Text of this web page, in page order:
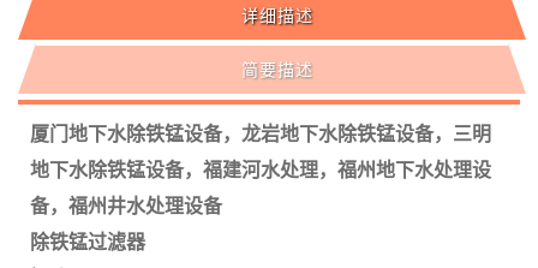
详细描述
简要描述
厦门地下水除铁锰设备，龙岩地下水除铁锰设备，三明
地下水除铁锰设备，福建河水处理，福州地下水处理设
备，福州井水处理设备
除铁锰过滤器